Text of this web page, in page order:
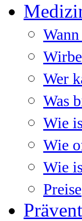
Wer
Was
Wie
Wie
Wie
Preise